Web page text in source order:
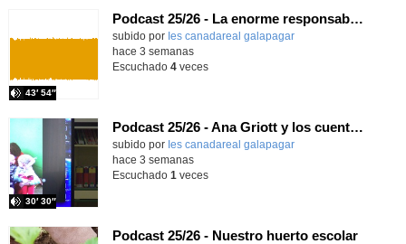
Podcast 25/26 - La enorme responsabilidad de ser juez
subido por Ies canadareal galapagar
43′ 54″
-
hace 3 semanas
Escuchado 4veces
Podcast 25/26 - Ana Griott y los cuentos de las voces olvidadas
subido por Ies canadareal galapagar
30′ 30″
-
hace 3 semanas
Escuchado 1 veces
Podcast 25/26 - Nuestro huerto escolar